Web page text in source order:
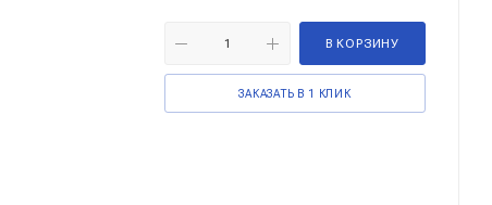
В КОРЗИНУ
ЗАКАЗАТЬ В 1 КЛИК